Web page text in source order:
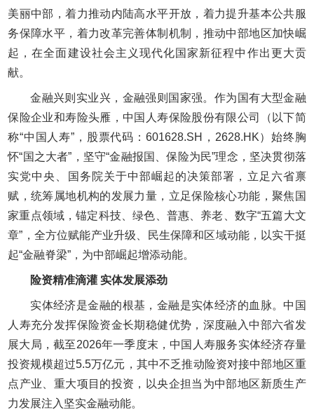
美丽中部，着力推动内陆高水平开放，着力提升基本公共服
务保障水平，着力改革完善体制机制，推动中部地区加快崛
起，在全面建设社会主义现代化国家新征程中作出更大贡
献。
金融兴则实业兴，金融强则国家强。作为国有大型金融
保险企业和寿险头雁，中国人寿保险股份有限公司（以下简
称“中国人寿”，股票代码：601628.SH，2628.HK）始终胸
怀“国之大者”，坚守“金融报国、保险为民”理念，坚决贯彻落
实党中央、国务院关于中部崛起的决策部署，立足六省禀
赋，统筹属地机构的发展力量，立足保险核心功能，聚焦国
家重点领域，锚定科技、绿色、普惠、养老、数字“五篇大文
章”，全方位赋能产业升级、民生保障和区域动能，以实干挺
起“金融脊梁”，为中部崛起增添动能。
险资精准滴灌 实体发展添劲
实体经济是金融的根基，金融是实体经济的血脉。中国
人寿充分发挥保险资金长期稳健优势，深度融入中部六省发
展大局，截至2026年一季度末，中国人寿服务实体经济存量
投资规模超过5.5万亿元，其中不乏推动险资对接中部地区重
点产业、重大项目的投资，以央企担当为中部地区新质生产
力发展注入坚实金融动能。